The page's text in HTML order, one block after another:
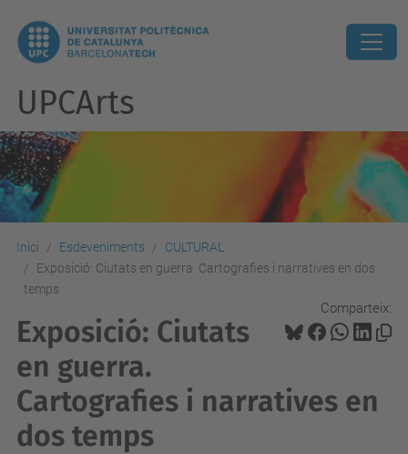
UPCArts
Inici Esdeveniments
CULTURAL
Exposició: Ciutats en guerra. Cartografies i narratives en dos
temps
Comparteix:
Exposició: Ciutats
en guerra.
Cartografies i narratives en
dos temps